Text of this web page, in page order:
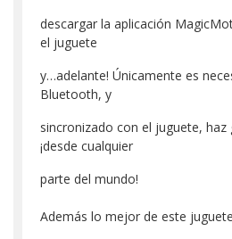
descargar la aplicación
el juguete
y…adelante! Únicamente es
Bluetooth, y
sincronizado con el juguete,
¡desde cualquier
parte del mundo!
Además lo mejor de este